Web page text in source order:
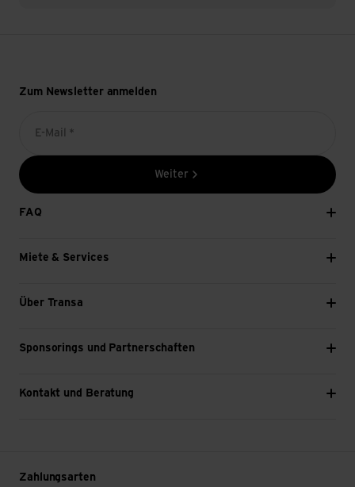
Zum Newsletter anmelden
E-Mail *
Weiter
FAQ
Miete & Services
Über Transa
Sponsorings und Partnerschaften
Kontakt und Beratung
Zahlungsarten